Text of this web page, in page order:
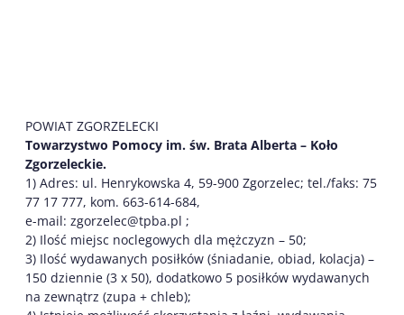
POWIAT ZGORZELECKI
Towarzystwo Pomocy im. św. Brata Alberta – Koło
Zgorzeleckie.
1) Adres: ul. Henrykowska 4, 59-900 Zgorzelec; tel./faks: 75
77 17 777, kom. 663-614-684,
e-mail: zgorzelec@tpba.pl ;
2) Ilość miejsc noclegowych dla mężczyzn – 50;
3) Ilość wydawanych posiłków (śniadanie, obiad, kolacja) –
150 dziennie (3 x 50), dodatkowo 5 posiłków wydawanych
na zewnątrz (zupa + chleb);